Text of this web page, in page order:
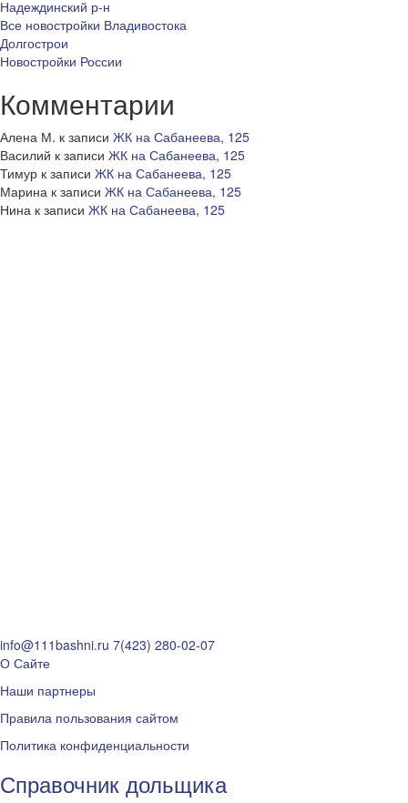
Надеждинский р-н
Все новостройки Владивостока
Долгострои
Новостройки России
Комментарии
Алена М. к записи ЖК на Сабанеева, 125
Василий к записи ЖК на Сабанеева, 125
Тимур к записи ЖК на Сабанеева, 125
Марина к записи ЖК на Сабанеева, 125
Нина к записи ЖК на Сабанеева, 125
info@111bashni.ru 7(423) 280-02-07
О Сайте
Наши партнеры
Правила пользования сайтом
Политика конфиденциальности
Справочник дольщика